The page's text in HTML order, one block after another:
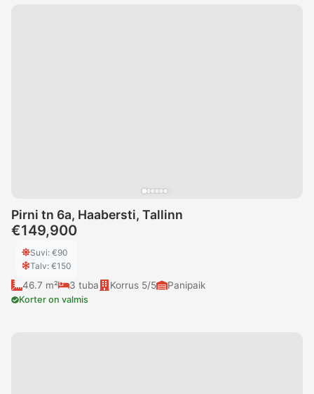
Pirni tn 6a, Haabersti, Tallinn
€149,900
Suvi: €90
Talv: €150
46.7 m² 3 tuba Korrus 5/5 Panipaik
Korter on valmis